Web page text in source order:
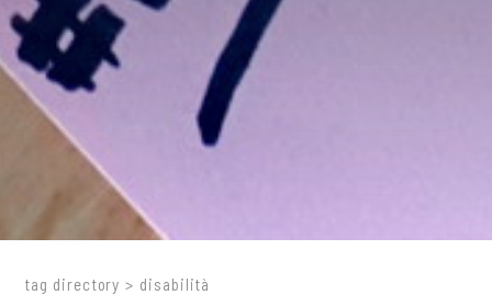
tag directory > disabilità